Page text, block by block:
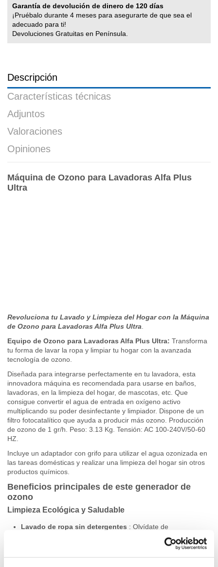
Garantía de devolución de dinero de 120 días
¡Pruébalo durante 4 meses para asegurarte de que sea el
adecuado para ti!
Devoluciones Gratuitas en Península.
Descripción
Características técnicas
Adjuntos
Valoraciones
Opiniones
Máquina de Ozono para Lavadoras Alfa Plus
Ultra
Revoluciona tu Lavado y Limpieza del Hogar con la Máquina
de Ozono para Lavadoras Alfa Plus Ultra
Equipo de Ozono para Lavadoras Alfa Plus Ultra: Transforma
tu forma de lavar la ropa y limpiar tu hogar con la avanzada
tecnología de ozono.
Diseñada para integrarse perfectamente en tu lavadora, esta
innovadora máquina es recomendada para usarse en baños,
lavadoras, en la limpieza del hogar, de mascotas, etc. Que
consigue convertir el agua de entrada en oxígeno activo
multiplicando su poder desinfectante y limpiador. Dispone de un
filtro fotocatalítico que ayuda a producir más ozono. Producción
de ozono de 1 gr/h. Peso: 3.13 Kg. Tensión: AC 100-240V/50-60
HZ.
Incluye un adaptador con grifo para utilizar el agua ozonizada en
las tareas domésticas y realizar una limpieza del hogar sin otros
productos químicos.
Beneficios principales de este generador de
ozono
Limpieza Ecológica y Saludable
Lavado de ropa sin detergentes : Olvídate de
detergentes, suavizantes y otros productos químicos.
Nuestra máquina de ozono para lavadoras utiliza oxígeno